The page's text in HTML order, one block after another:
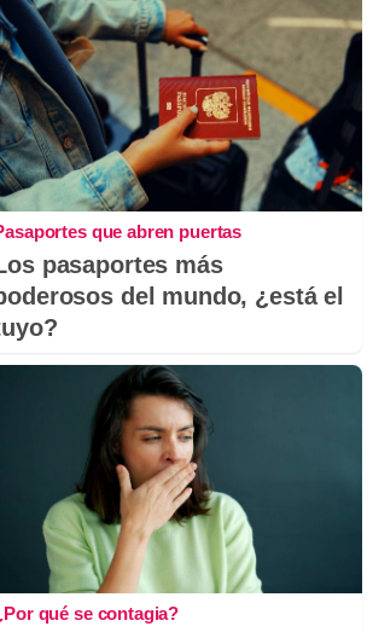
que abren puertas
pasaportes más
del mundo, ¿está el
qué se contagia?